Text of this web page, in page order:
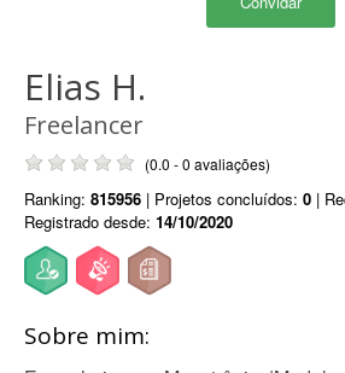
Elias H.
Freelancer
(0.0 - 0 avaliações)
Ranking: 815956 | Projetos concluídos: 0 |
Registrado desde: 14/10/2020
Sobre mim: